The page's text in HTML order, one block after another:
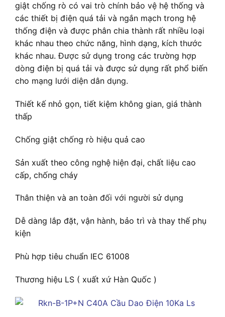
giật chống rò có vai trò chính bảo vệ hệ thống và
các thiết bị điện quá tải và ngắn mạch trong hệ
thống điện và được phân chia thành rất nhiều loại
khác nhau theo chức năng, hình dạng, kích thước
khác nhau. Được sử dụng trong các trường hợp
dòng điện bị quá tải và được sử dụng rất phổ biến
cho mạng lưới diện dân dụng.
Thiết kế nhỏ gọn, tiết kiệm không gian, giá thành
thấp
Chống giật chống rò hiệu quả cao
Sản xuất theo công nghệ hiện đại, chất liệu cao
cấp, chống cháy
Thân thiện và an toàn đối với người sử dụng
Dễ dàng lắp đặt, vận hành, bảo trì và thay thế phụ
kiện
Phù hợp tiêu chuẩn IEC 61008
Thương hiệu LS ( xuất xứ Hàn Quốc )